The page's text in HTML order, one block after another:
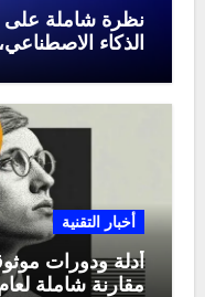
نظرة شاملة على
الذكاء
أخبار التقنية
أدلة ودورات
مقارنة شاملة لعام